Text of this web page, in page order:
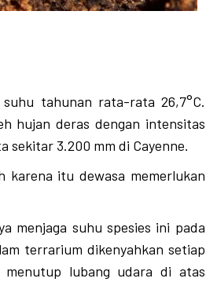
tahunan rata-rata 26,7°C.
hujan deras dengan intensitas
3.200 mm di Cayenne.
karena itu dewasa memerlukan
menjaga suhu spesies ini pada
terrarium dikenyahkan setiap
menutup lubang udara di atas